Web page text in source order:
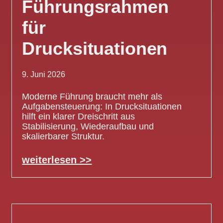
Führungsrahmen
für
Drucksituationen
9. Juni 2026
Moderne Führung braucht mehr als
Aufgabensteuerung: In Drucksituationen
hilft ein klarer Dreischritt aus
Stabilisierung, Wiederaufbau und
skalierbarer Struktur.
weiterlesen >>